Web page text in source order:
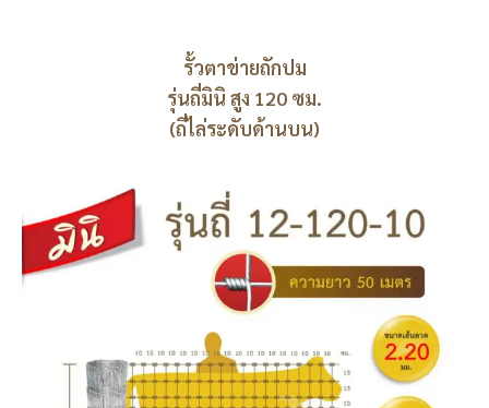
รั้วตาข่ายถักปม
รุ่นถี่มินิ สูง 120 ซม.
(ถี่ไล่ระดับด้านบน)